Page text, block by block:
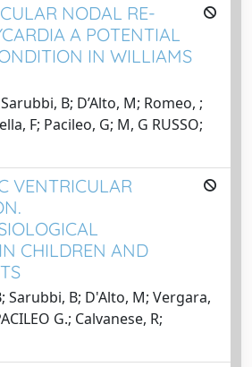
NODAL RE-
A POTENTIAL
IN WILLIAMS
B; D’Alto, M; Romeo, ;
F; Pacileo, G; M, G RUSSO;
VENTRICULAR
CHILDREN AND
Sarubbi, B; D'Alto, M; Vergara,
G.; Calvanese, R;